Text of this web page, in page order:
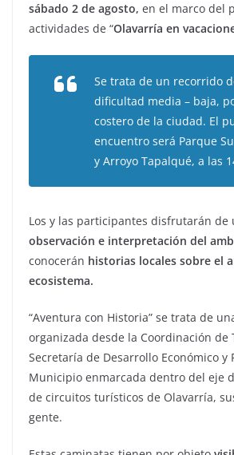
sábado 2 de agosto, en el marco del
actividades de “Olavarría en
Se trata de un recorrido
dificultad media – baja,
costero de la ciudad. El
encuentro será Parque
y Arroyo Tapalqué, a las
Los y las participantes disfrutarán de
observación e interpretación del
conocerán historias locales sobre el
ecosistema.
“Aventura con Historia” se trata de
organizada desde la Coordinación de
Secretaría de Desarrollo Económico y
Municipio enmarcada dentro del eje
de circuitos turísticos de Olavarría,
gente.